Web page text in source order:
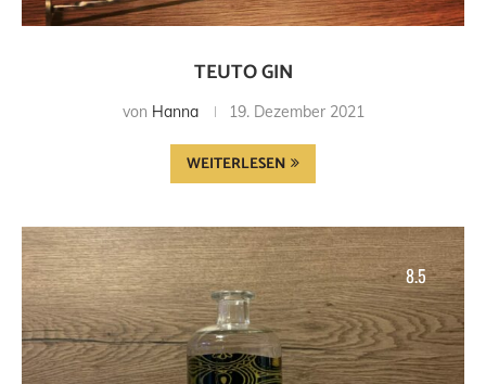
TEUTO GIN
von Hanna 19. Dezember 2021
WEITERLESEN
8.5